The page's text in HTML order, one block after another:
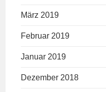
März 2019
Februar 2019
Januar 2019
Dezember 2018